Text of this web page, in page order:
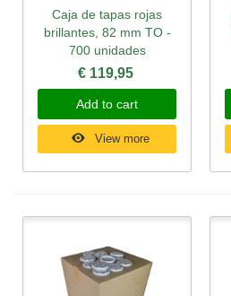
Caja de tapas rojas
brillantes, 82 mm TO -
700 unidades
€ 119,95
Add to cart
View more